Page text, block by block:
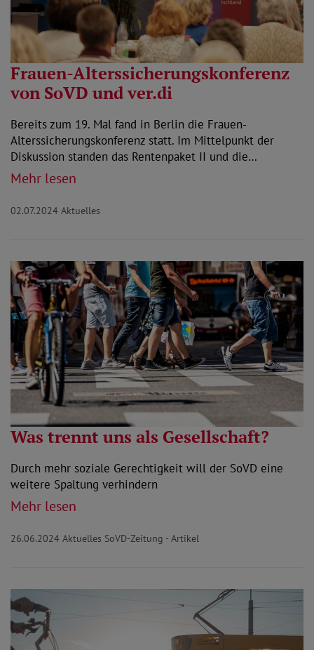
Frauen-Alterssicherungskonferenz
von SoVD und ver.di
Bereits zum 19. Mal fand in Berlin die Frauen-
Alterssicherungskonferenz statt. Im Mittelpunkt der
Diskussion standen das Rentenpaket II und die…
Mehr lesen
02.07.2024 Aktuelles
Was trennt uns als Gesellschaft?
Durch mehr soziale Gerechtigkeit will der SoVD eine
weitere Spaltung verhindern
Mehr lesen
26.06.2024 Aktuelles SoVD-Zeitung - Artikel